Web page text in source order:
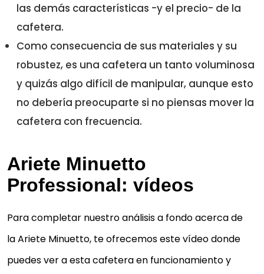
las demás características -y el precio- de la
cafetera.
Como consecuencia de sus materiales y su
robustez, es una cafetera un tanto voluminosa
y quizás algo difícil de manipular, aunque esto
no debería preocuparte si no piensas mover la
cafetera con frecuencia.
Ariete Minuetto
Professional: vídeos
Para completar nuestro análisis a fondo acerca de
la Ariete Minuetto, te ofrecemos este vídeo donde
puedes ver a esta cafetera en funcionamiento y